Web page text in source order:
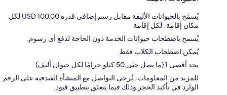
يُسمَح بالحيوانات الأليفة مقابل رسم إضافي قدره USD 100.00 لكل
مكان إقامة، لكل إقامة
يُسمح باصطحاب حيوانات الخدمة دون الحاجة لدفع أي رسوم.
يُمكن اصطحاب الكلاب فقط
بحد أقصى 1 (ما يصل حتى 50 كيلو جرامًا لكل حيوان أليف)
للمزيد من المعلومات، يُرجى التواصل مع المنشأة الفندقية على الرقم
الوارد في تأكيد الحجز وذلك فيما يتعلق بتطبيق قيود.